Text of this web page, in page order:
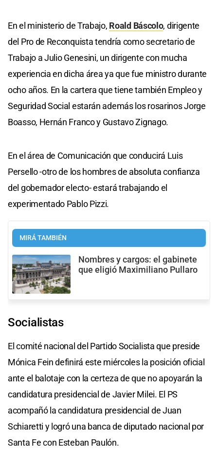
En el ministerio de Trabajo, Roald Báscolo, dirigente
del Pro de Reconquista tendría como secretario de
Trabajo a Julio Genesini, un dirigente con mucha
experiencia en dicha área ya que fue ministro durante
ocho años. En la cartera que tiene también Empleo y
Seguridad Social estarán además los rosarinos Jorge
Boasso, Hernán Franco y Gustavo Zignago.
En el área de Comunicación que conducirá Luis
Persello -otro de los hombres de absoluta confianza
del gobernador electo- estará trabajando el
experimentado Pablo Pizzi.
MIRÁ TAMBIÉN
Nombres y cargos: el gabinete
que eligió Maximiliano Pullaro
Socialistas
El comité nacional del Partido Socialista que preside
Mónica Fein definirá este miércoles la posición oficial
ante el balotaje con la certeza de que no apoyarán la
candidatura presidencial de Javier Milei. El PS
acompañó la candidatura presidencial de Juan
Schiaretti y logró una banca de diputado nacional por
Santa Fe con Esteban Paulón.